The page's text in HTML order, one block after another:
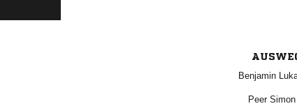

